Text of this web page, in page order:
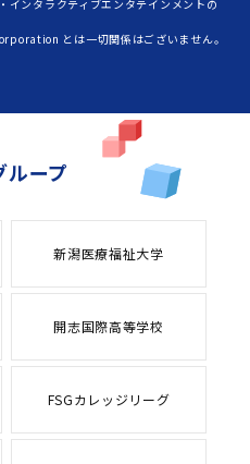
ンタラクティブエンタテインメントの
とは一切関係はございません。
ループ
新潟医療福祉大学
開志国際高等学校
FSGカレッジリーグ